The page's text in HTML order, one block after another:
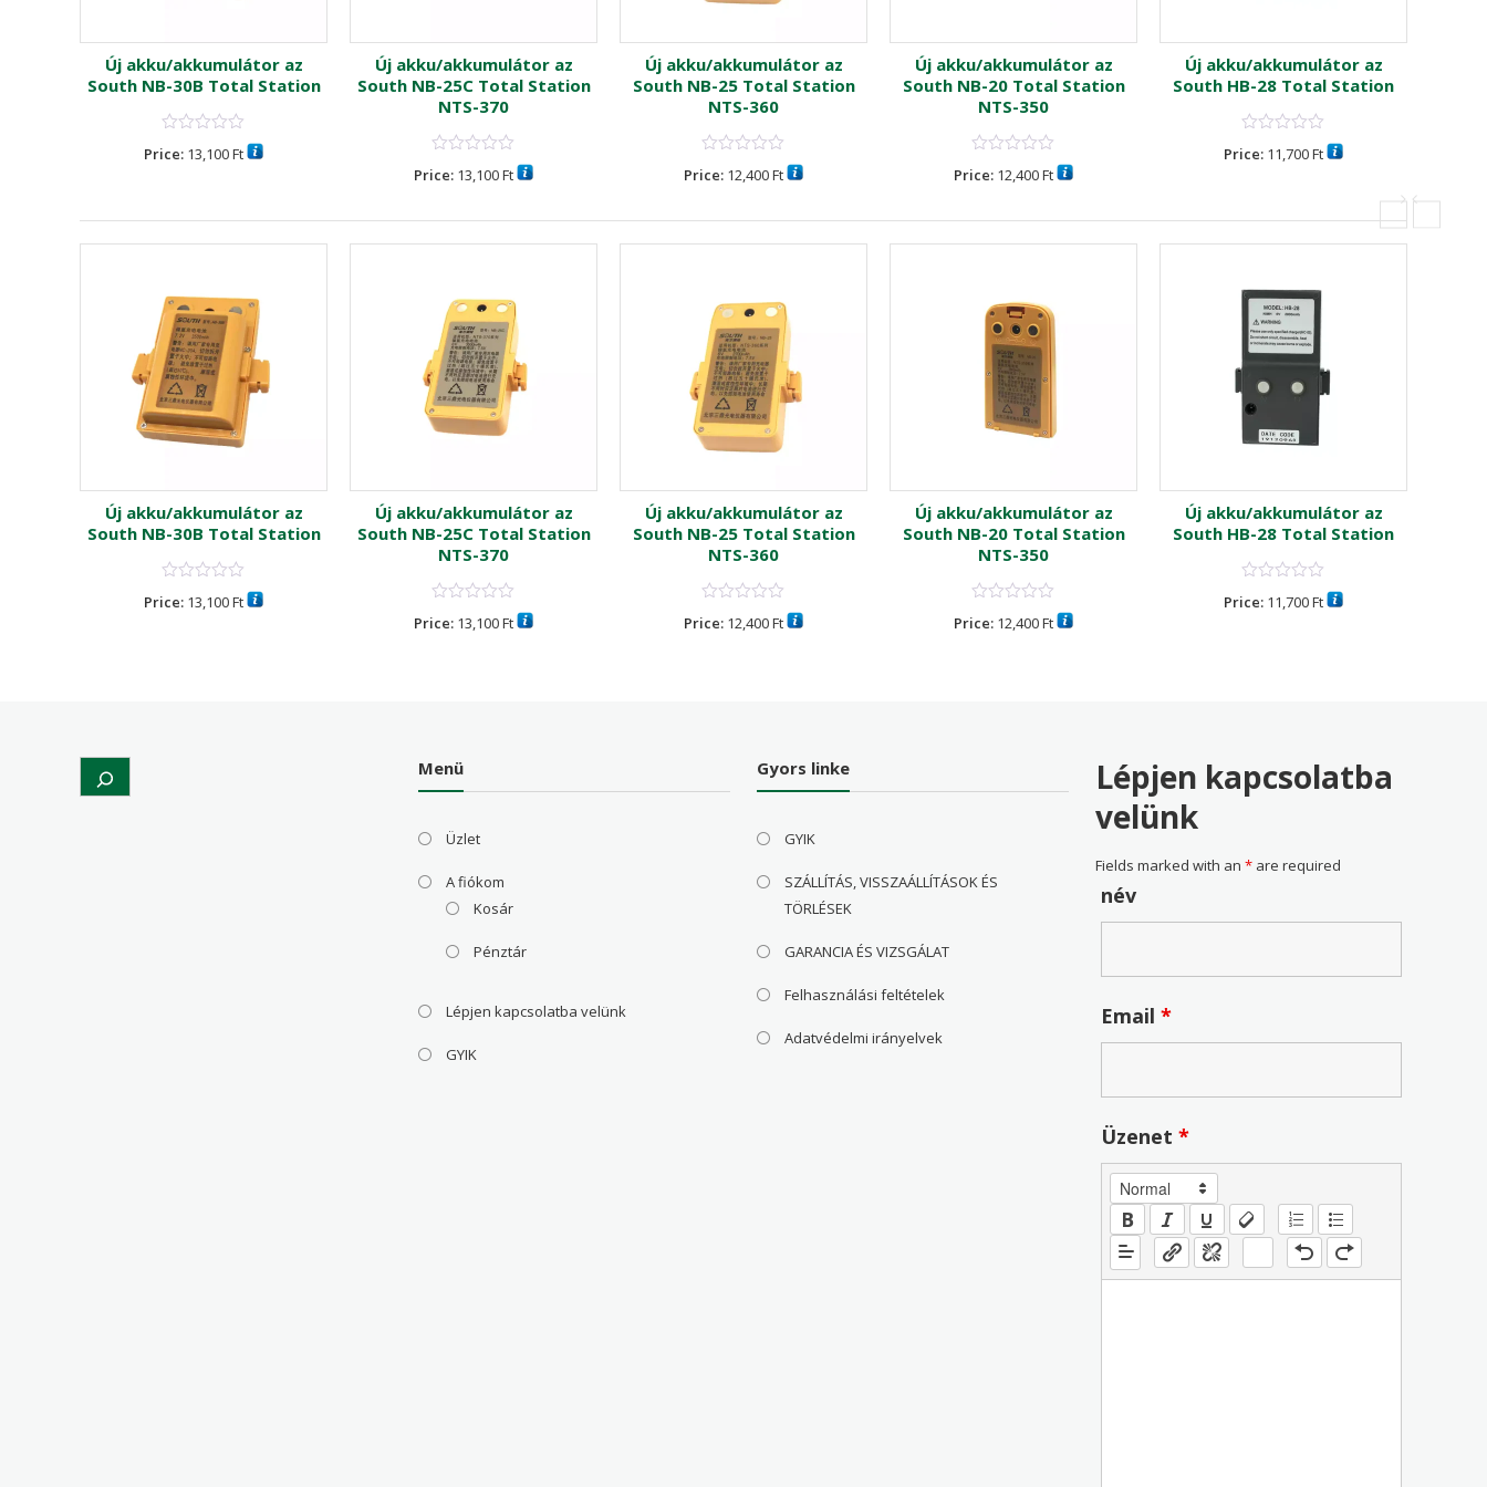
Új akku/akkumulátor az
South NB-30B Total Station
Price: 13,100Ft
Új akku/akkumulátor az
South NB-25C Total Station
NTS-370
Price: 13,100Ft
Új akku/akkumulátor az
South NB-25 Total Station
NTS-360
Price: 12,400Ft
Új akku/akkumulátor az
South NB-20 Total Station
NTS-350
Price: 12,400Ft
Új akku/akkumulátor az
South HB-28 Total Station
Price: 11,700Ft
Új akku/akkumulátor az
South NB-30B Total Station
Price: 13,100Ft
Új akku/akkumulátor az
South NB-25C Total Station
NTS-370
Price: 13,100Ft
Új akku/akkumulátor az
South NB-25 Total Station
NTS-360
Price: 12,400Ft
Új akku/akkumulátor az
South NB-20 Total Station
NTS-350
Price: 12,400Ft
Új akku/akkumulátor az
South HB-28 Total Station
Price: 11,700Ft
Search Menü
Üzlet
A fiókom
Kosár
Pénztár
Lépjen kapcsolatba velünk
GYIK
Gyors linke
GYIK
SZÁLLÍTÁS, VISSZAÁLLÍTÁSOK ÉS
TÖRLÉSEK
GARANCIA ÉS VIZSGÁLAT
Felhasználási feltételek
Adatvédelmi irányelvek
Lépjen kapcsolatba
velünk
Fields marked with an* are required
név
Email*
Üzenet*